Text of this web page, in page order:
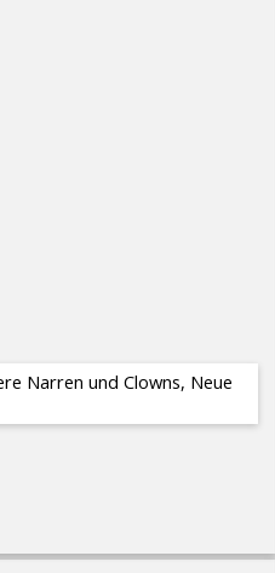
Narren und Clowns, Neue